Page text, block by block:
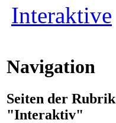
Interaktive
Navigation
Seiten der Rubrik
"Interaktiv"